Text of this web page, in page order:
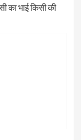
का भाई किसी की